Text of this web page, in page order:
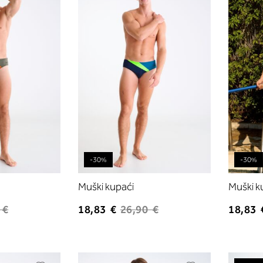
-30%
Muški kupaći
18,83 € 26,90 €
-30%
Muški
18,83